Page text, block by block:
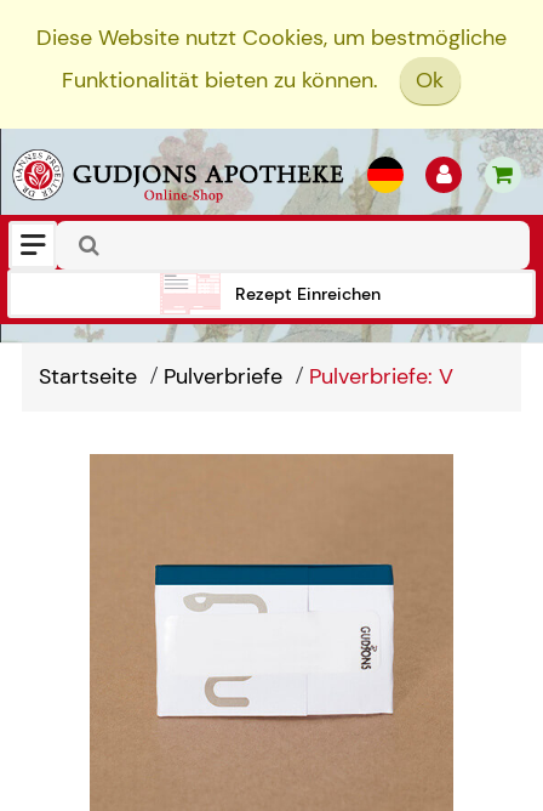
Diese Website nutzt Cookies, um bestmögliche
Funktionalität bieten zu können.
Ok
Rezept Einreichen
Startseite Pulverbriefe Pulverbriefe: V